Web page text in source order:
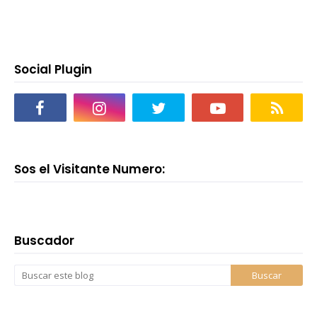
Social Plugin
Sos el Visitante Numero:
Buscador